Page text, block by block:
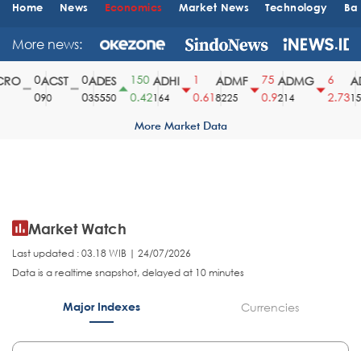
Home News Economics Market News Technology
More news:
ACST
90
ADES
35550
150
0.42
ADHI
164
0.61
ADMF
8225
75
0.9
ADMG
214
2.73
More Market Data
Market Watch
Last updated : 03.18 WIB | 24/07/2026
Data is a realtime snapshot, delayed at 10 minutes
Major Indexes Currencies